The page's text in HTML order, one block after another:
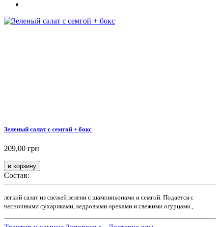
Зеленый салат с семгой + бокс
209,00 грн
Состав:
легкий салат из свежей зелени с шампиньонами и семгой. Подается с
чесночными сухариками, кедровыми орехами и свежими огурцами.,